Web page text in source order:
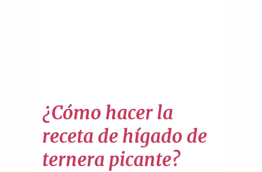
¿Cómo hacer la
receta de hígado de
ternera picante?